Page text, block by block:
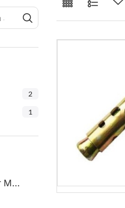
2
1
Thea Modüler Metali̇k Beyaz 1M Usb Pri̇z